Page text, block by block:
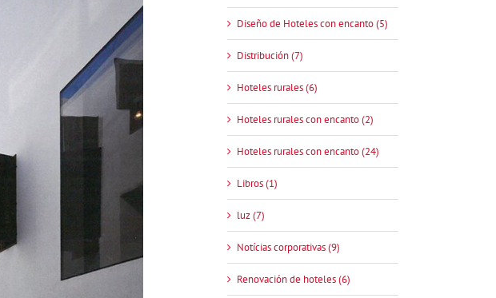
Diseño de Hoteles con encanto (5)
Distribución (7)
Hoteles rurales (6)
Hoteles rurales con encanto (2)
Hoteles rurales con encanto (24)
Libros (1)
luz (7)
Notícias corporativas (9)
Renovación de hoteles (6)